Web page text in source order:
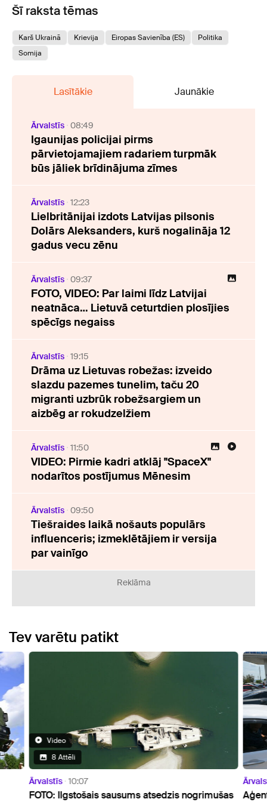
Šī raksta tēmas
Karš Ukrainā Krievija Eiropas Savienība (ES)
Politika
Somija
Lasītākie Jaunākie
Ārvalstīs 08:49
Igaunijas policijai pirms
pārvietojamajiem radariem turpmāk
būs jāliek brīdinājuma zīmes
Ārvalstīs 12:23
Lielbritānijai izdots Latvijas pilsonis
Dolārs Aleksanders, kurš nogalināja 12
gadus vecu zēnu
Ārvalstīs 09:37
FOTO, VIDEO: Par laimi līdz Latvijai
neatnāca… Lietuvā ceturtdien plosījies
spēcīgs negaiss
Ārvalstīs 19:15
Drāma uz Lietuvas robežas: izveido
slazdu pazemes tunelim, taču 20
migranti uzbrūk robežsargiem un
aizbēg ar rokudzelžiem
Ārvalstīs 11:50
VIDEO: Pirmie kadri atklāj "SpaceX"
nodarītos postījumus Mēnesim
Ārvalstīs 09:50
Tiešraides laikā nošauts populārs
influenceris; izmeklētājiem ir versija
par vainīgo
Reklāma
Tev varētu patikt
Video
8 Attēli
Ārvalstīs 10:07
FOTO: Ilgstošais sausums atsedzis nogrimušas